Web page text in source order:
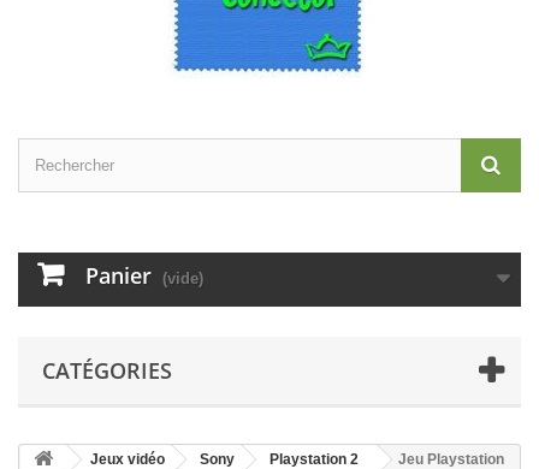
Panier (vide)
CATÉGORIES
Jeux vidéo Sony Playstation 2
Jeu Playstation